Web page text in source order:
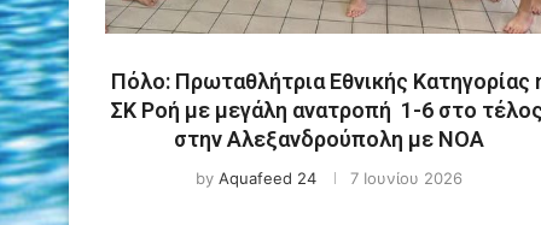
Πόλο: Πρωταθλήτρια Εθνικής Κατηγορίας
ΣΚ Ροή με μεγάλη ανατροπή 1-6 στο
στην Αλεξανδρούπολη με ΝΟΑ
by Aquafeed 24 7 Ιουνίου 2026